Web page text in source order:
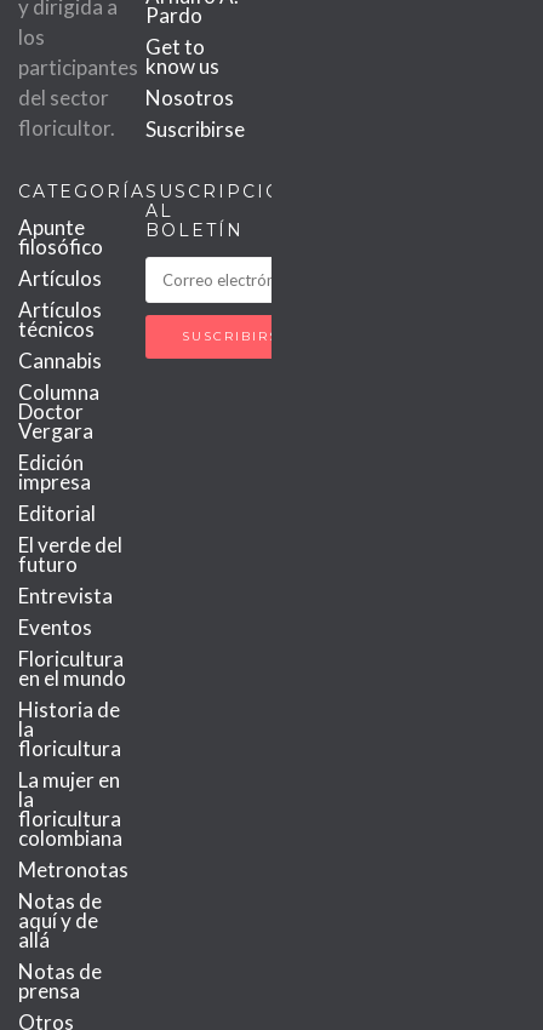
y dirigida a
los
participantes
del sector
floricultor.
Pardo
Get to
know us
Nosotros
Suscribirse
CATEGORÍAS
Apunte
filosófico
Artículos
Artículos
técnicos
Cannabis
Columna
Doctor
Vergara
Edición
impresa
Editorial
El verde del
futuro
Entrevista
Eventos
Floricultura
en el mundo
Historia de
la
floricultura
La mujer en
la
floricultura
colombiana
Metronotas
Notas de
aquí y de
allá
Notas de
prensa
Otros
SUSCRIPCIÓN
AL
BOLETÍN